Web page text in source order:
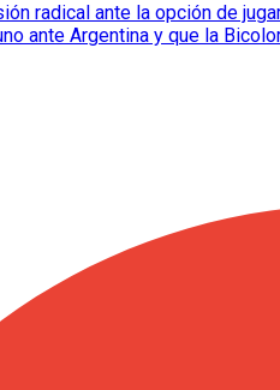
radical ante la opción de
ante Argentina y que la